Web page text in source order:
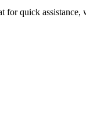
for quick